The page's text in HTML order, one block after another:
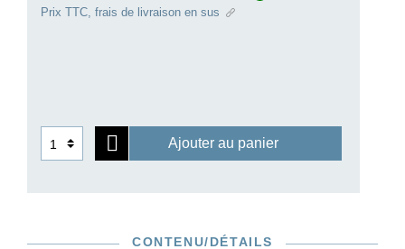
Prix TTC, frais de livraison en sus
Ajouter au panier
CONTENU/DÉTAILS